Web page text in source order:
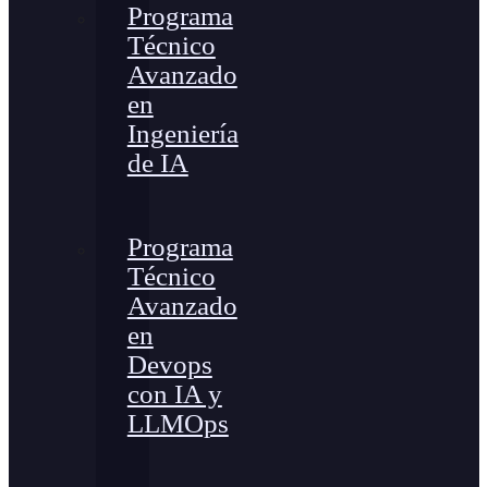
Programa
Técnico
Avanzado
en
Ingeniería
de IA
Programa
Técnico
Avanzado
en
Devops
con IA y
LLMOps